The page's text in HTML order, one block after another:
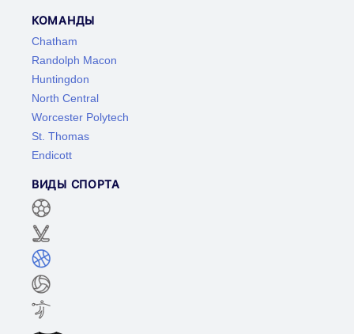
КОМАНДЫ
Chatham
Randolph Macon
Huntingdon
North Central
Worcester Polytech
St. Thomas
Endicott
ВИДЫ СПОРТА